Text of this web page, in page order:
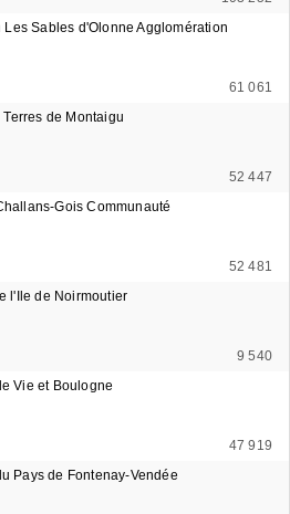
Sables d'Olonne Agglomération
61 061
de Montaigu
52 447
Gois Communauté
52 481
l'Ile de Noirmoutier
9 540
Vie et Boulogne
47 919
Pays de Fontenay-Vendée